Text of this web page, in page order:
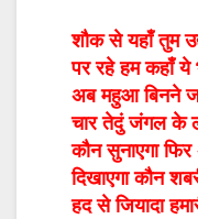
शौक से यहाँ तुम
पर रहे हम कहाँ ये
अब महुआ बिनने
चार तेदुं जंगल के
कौन सुनाएगा
दिखाएगा कौन
हद से जियादा